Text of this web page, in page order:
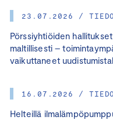
23.07.2026 /
Pörssiyhtiöiden
maltillisesti –
vaikuttaneet
16.07.2026 /
Helteillä